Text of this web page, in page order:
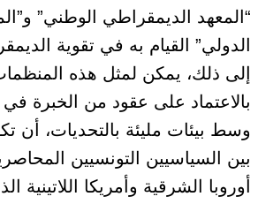
“المعهد الديمقراطي الوطني”
الدولي” القيام به في تقوية
إلى ذلك، يمكن لمثل هذه المنظمات
بالاعتماد على عقود من الخبرة
وسط بيئات مليئة بالتحديات، أن
بين السياسيين التونسيين
أوروبا الشرقية وأمريكا اللاتينية